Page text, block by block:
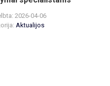
2026-04-06
Aktualijos